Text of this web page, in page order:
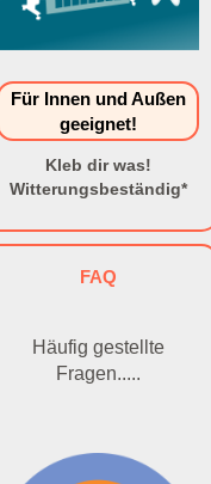
Für Innen und Außen
geeignet!
Kleb dir was!
Witterungsbeständig*
FAQ
Häufig gestellte
Fragen.....